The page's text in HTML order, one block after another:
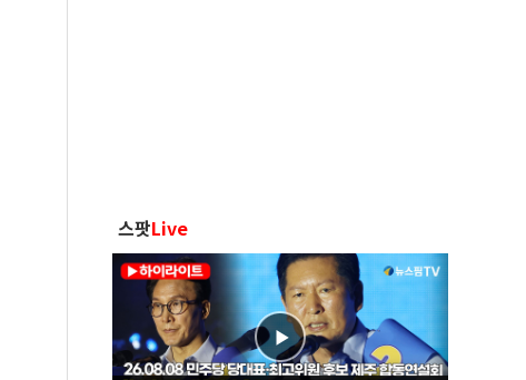
스팟Live